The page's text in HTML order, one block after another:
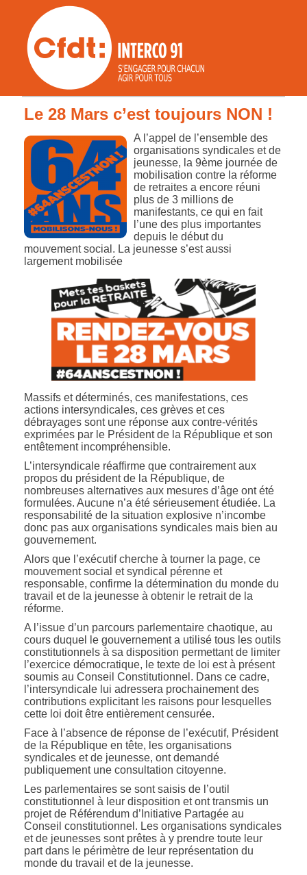
Le 28 Mars c’est toujours NON !
A l’appel de l’ensemble des
organisations syndicales et de
jeunesse, la 9ème journée de
mobilisation contre la réforme
de retraites a encore réuni
plus de 3 millions de
manifestants, ce qui en fait
l’une des plus importantes
depuis le début du
mouvement social. La jeunesse s’est aussi
largement mobilisée
Massifs et déterminés, ces manifestations, ces
actions intersyndicales, ces grèves et ces
débrayages sont une réponse aux contre-vérités
exprimées par le Président de la République et son
entêtement incompréhensible.
L’intersyndicale réaffirme que contrairement aux
propos du président de la République, de
nombreuses alternatives aux mesures d’âge ont été
formulées. Aucune n’a été sérieusement étudiée. La
responsabilité de la situation explosive n’incombe
donc pas aux organisations syndicales mais bien au
gouvernement.
Alors que l’exécutif cherche à tourner la page, ce
mouvement social et syndical pérenne et
responsable, confirme la détermination du monde du
travail et de la jeunesse à obtenir le retrait de la
réforme.
A l’issue d’un parcours parlementaire chaotique, au
cours duquel le gouvernement a utilisé tous les outils
constitutionnels à sa disposition permettant de limiter
l’exercice démocratique, le texte de loi est à présent
soumis au Conseil Constitutionnel. Dans ce cadre,
l’intersyndicale lui adressera prochainement des
contributions explicitant les raisons pour lesquelles
cette loi doit être entièrement censurée.
Face à l’absence de réponse de l’exécutif, Président
de la République en tête, les organisations
syndicales et de jeunesse, ont demandé
publiquement une consultation citoyenne.
Les parlementaires se sont saisis de l’outil
constitutionnel à leur disposition et ont transmis un
projet de Référendum d’Initiative Partagée au
Conseil constitutionnel. Les organisations syndicales
et de jeunesses sont prêtes à y prendre toute leur
part dans le périmètre de leur représentation du
monde du travail et de la jeunesse.